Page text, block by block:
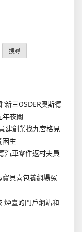
搜尋
新三OSDER奧斯德
年夜關
建創業找九宮格見
困生
汽車零件返村夫員
寶貝喜包養網場冤
煙臺的門戶網站和